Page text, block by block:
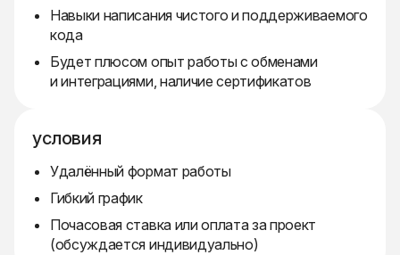
Навыки написания чистого и поддерживаемого
кода
Будет плюсом опыт работы с обменами
и интеграциями, наличие сертификатов
условия
Удалённый формат работы
Гибкий график
Почасовая ставка или оплата за проект
(обсуждается индивидуально)